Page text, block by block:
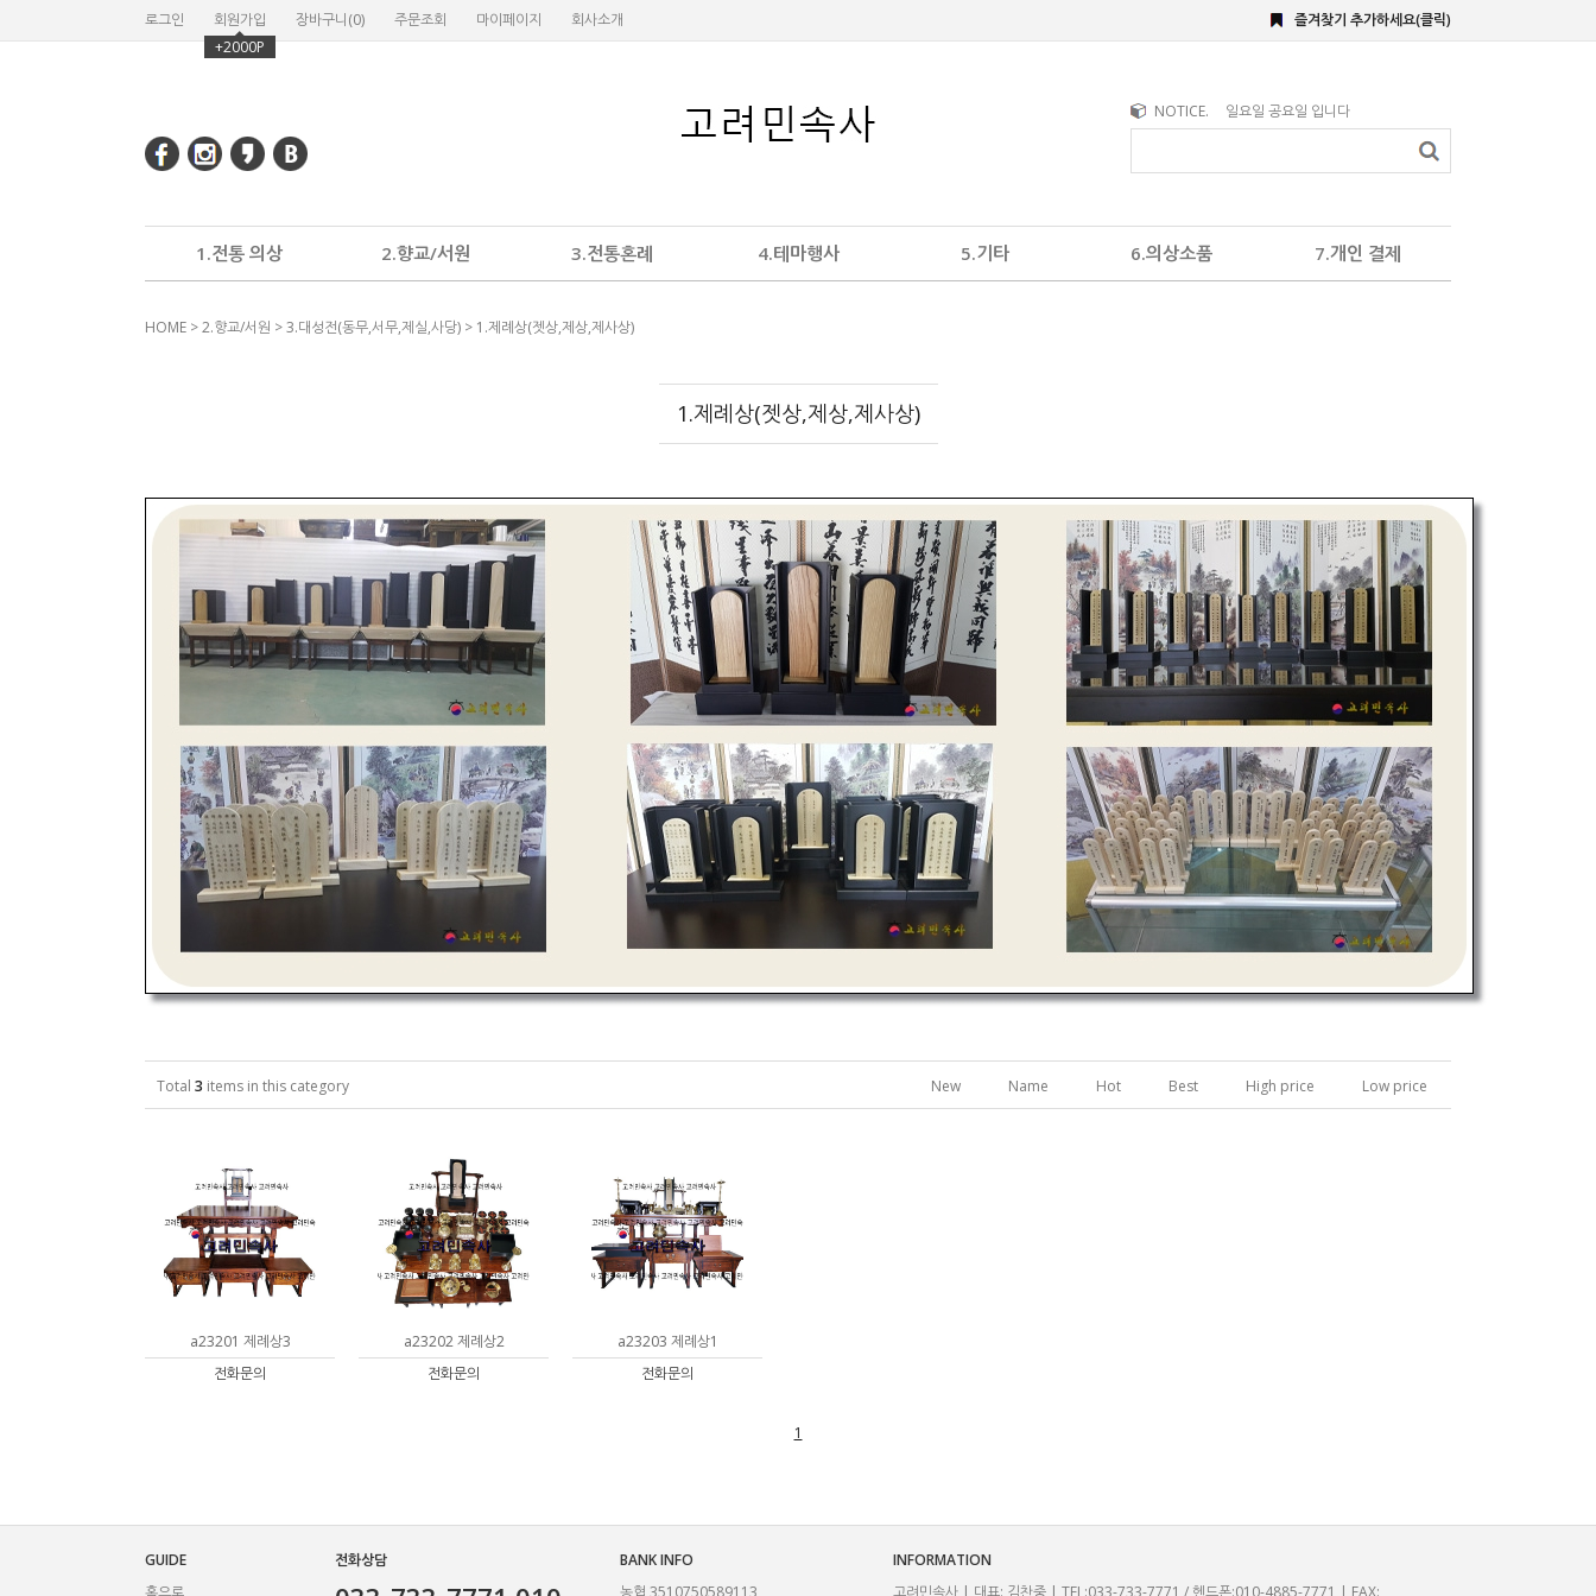
로그인
회원가입
+2000P
장바구니(0) 주문조회 마이페이지 회사소개 즐겨찾기 추가하세요(클릭)
NOTICE. 일요일 공요일 입니다
1.전통 의상 2.향교/서원 3.전통혼례 4.테마행사 5.기타 6.의상소품 7.개인 결제
HOME >2.향교/서원 >3.대성전(동무,서무,제실,사당) > 1.제례상(젯상,제상,제사상)
1.제례상(젯상,제상,제사상)
Total 3 items in this category New Name Hot Best High price Low price
a23201 제례상3
전화문의
a23202 제례상2
전화문의
a23203 제례상1
전화문의
1
GUIDE
홈으로
전화상담
BANK INFO
농협 3510750589113
INFORMATION
고려민속사 | 대표: 김찬중 | TEL:033-733-7771 / 헨드폰:010-4885-7771 | FAX: